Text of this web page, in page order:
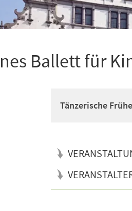
Ballett für
Tänzerische